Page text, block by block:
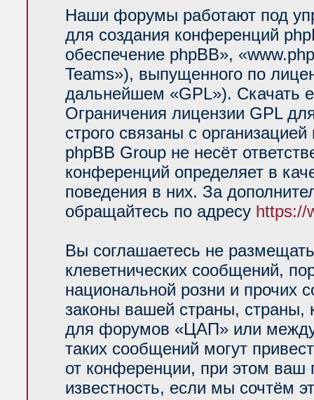
Наши форумы работают под
для создания конференций
обеспечение phpBB»,
Teams»), выпущенного по
дальнейшем «GPL»). Скачать
Ограничения лицензии GPL
строго связаны с
phpBB Group не несёт
конференций определяет в
поведения в них. За
обращайтесь по адресу https://
Вы соглашаетесь не
клеветнических сообщений,
национальной розни и прочих
законы вашей страны, страны,
для форумов «ЦАП» или
таких сообщений могут
от конференции, при этом ваш
известность, если мы сочтём